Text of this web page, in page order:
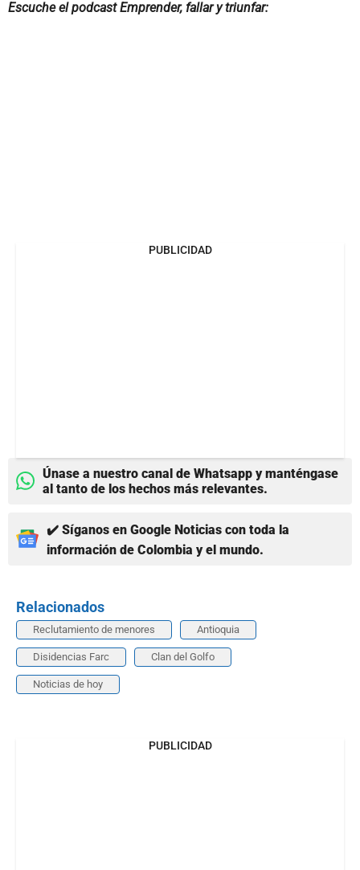
Escuche el podcast Emprender, fallar y triunfar:
PUBLICIDAD
Únase a nuestro canal de Whatsapp y manténgase
al tanto de los hechos más relevantes.
✔️ Síganos en Google Noticias con toda la
información de Colombia y el mundo.
Relacionados
Reclutamiento de menores Antioquia
Disidencias Farc Clan del Golfo
Noticias de hoy
PUBLICIDAD